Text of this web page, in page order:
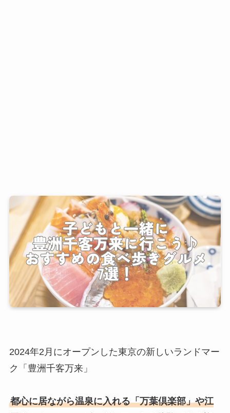
2024年2月にオープンした東京の新しいランドマー
ク「豊洲千客万来」
都心に居ながら温泉に入れる「万葉倶楽部」や江